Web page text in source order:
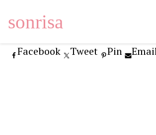
sonrisa
Facebook Tweet Pin